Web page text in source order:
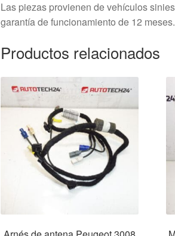
Las piezas provienen de vehículos
garantía de funcionamiento de 12 meses.
Productos relacionados